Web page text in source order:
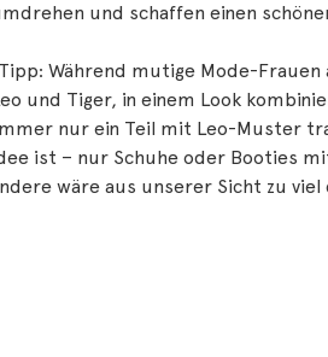
und schaffen einen
Während mutige Mode-
und Tiger, in einem Look
nur ein Teil mit Leo-Muster
ist – nur Schuhe oder Booties
wäre aus unserer Sicht zu viel